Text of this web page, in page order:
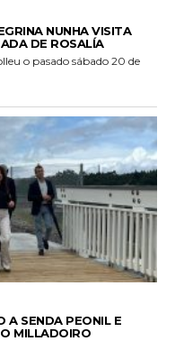
NUNHA VISITA
DE ROSALÍA
o pasado sábado 20 de
A SENDA PEONIL E
MILLADOIRO